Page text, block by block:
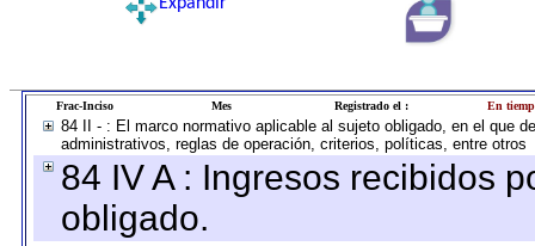
Frac-Inciso Mes Registrado el : En
84 II - : El marco normativo aplicable al sujeto obligado, en el que
administrativos, reglas de operación, criterios, políticas, entre otros
84 IV A : Ingresos recibidos
obligado.